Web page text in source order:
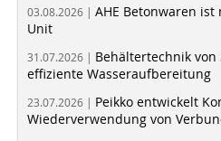
03.08.2026 | AHE Betonwaren
Unit
31.07.2026 | Behältertechnik
effiziente Wasseraufbereitung
23.07.2026 | Peikko entwickelt
Wiederverwendung von